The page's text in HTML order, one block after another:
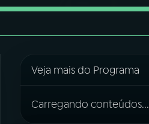
Veja mais do Programa
Carregando conteúdos...